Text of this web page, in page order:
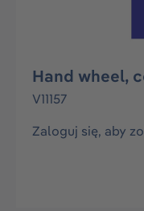
Hand wheel,
V11157
Zaloguj się, aby